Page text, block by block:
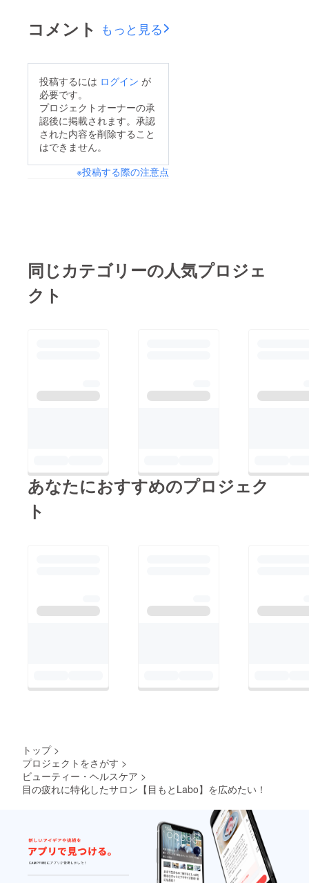
皆様にお会いできる日
す。目もとLabo 佐
藤
お知り合いの方やSNS
ると嬉しいです。宜し
くお願い致します！目
もとLabo 佐藤
かげで2日で１００％
を達成し、現在は約１
NextGoalとして新たに
目標を３００％とい
う、やや高い壁を設定
することにいたしまし
わらず広告宣伝費で
いただいた皆様には残
りの約３週間、是非お
方、全員の力が必要と
Labo 佐藤
コメント もっと見る
投稿するには ログイン が
必要です。
プロジェクトオーナーの承
認後に掲載されます。承認
された内容を削除すること
はできません。
※投稿する際の注意点
同じカテゴリーの人気プロジェ
クト
あなたにおすすめのプロジェク
ト
トップ >
プロジェクトをさがす >
ビューティー・ヘルスケア >
目の疲れに特化したサロン【目もとLabo】を広めたい！